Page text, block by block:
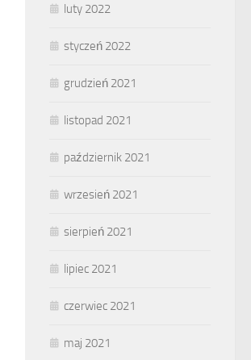
luty 2022
styczeń 2022
grudzień 2021
listopad 2021
październik 2021
wrzesień 2021
sierpień 2021
lipiec 2021
czerwiec 2021
maj 2021